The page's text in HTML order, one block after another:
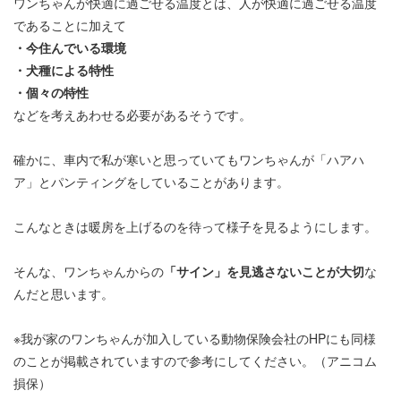
であることに加えて
・今住んでいる環境
・犬種による特性
・個々の特性
などを考えあわせる必要があるそうです。
確かに、車内で私が寒いと思っていてもワンちゃんが「ハアハ
ア」とパンティングをしていることがあります。
こんなときは暖房を上げるのを待って様子を見るようにします。
そんな、ワンちゃんからの 「サイン」を見逃さないことが大切な
んだと思います。
※我が家のワンちゃんが加入している動物保険会社のHPにも同様
のことが掲載されていますので参考にしてください。（アニコム
損保）